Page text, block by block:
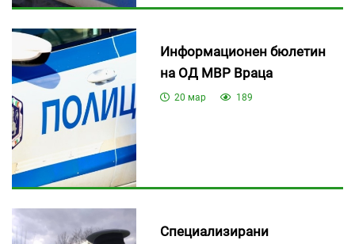
Информационен бюлетин
на ОД МВР Враца
20 мар 189
Специализирани